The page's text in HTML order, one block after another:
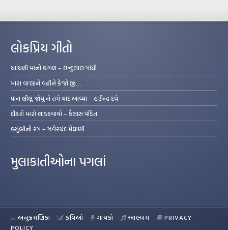
લોકપ્રિય ગીતો
આંધળી માનો કાગળ – ઇન્દુલાલ ગાંધી
મારા વા’લાને વઢીને કે’જો જી…
પાન લીલું જોયું ને તમે યાદ આવ્યાં – હરીન્દ્ર દવે
દીકરો મારો લાડકવાયો – કૈલાસ પંડિત
કસુંબીનો રંગ – ઝવેરચંદ મેઘાણી
મુલાકાતીઓના પગલાં
અનુક્રમણિકા કવિઓ ગાયકો આલ્બમ
PRIVACY
POLICY